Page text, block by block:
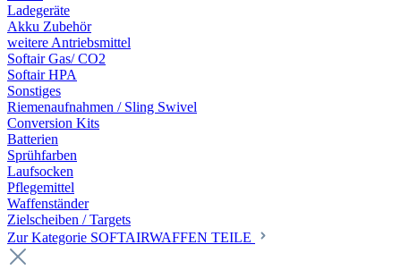
Ladegeräte
Akku Zubehör
weitere Antriebsmittel
Softair Gas/ CO2
Softair HPA
Sonstiges
Riemenaufnahmen / Sling Swivel
Conversion Kits
Batterien
Sprühfarben
Laufsocken
Pflegemittel
Waffenständer
Zielscheiben / Targets
Zur Kategorie SOFTAIRWAFFEN TEILE